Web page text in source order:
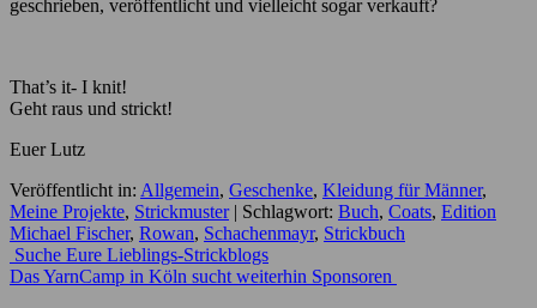
geschrieben, veröffentlicht und vielleicht sogar verkauft?
That’s it- I knit!
Geht raus und strickt!
Euer Lutz
Veröffentlicht in: Allgemein, Geschenke, Kleidung für Männer,
Meine Projekte, Strickmuster| Schlagwort: Buch, Coats, Edition
Michael Fischer, Rowan, Schachenmayr, Strickbuch
Beitrags-
Navigation
Suche Eure Lieblings-Strickblogs
Das YarnCamp in Köln sucht weiterhin Sponsoren